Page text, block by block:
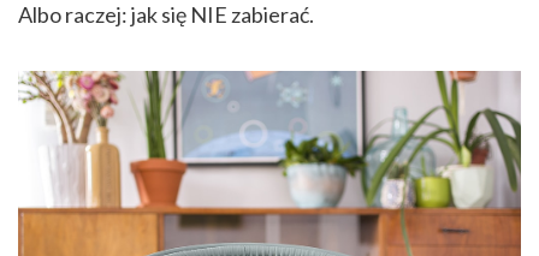
Albo raczej: jak się NIE zabierać.